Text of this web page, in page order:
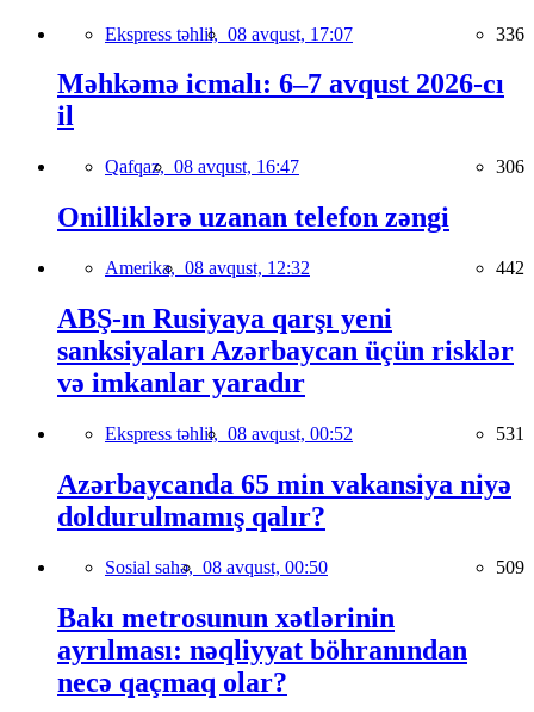
Ekspress təhlil, 08 avqust, 17:07 336
Məhkəmə icmalı: 6–7 avqust 2026-cı
il
Qafqaz, 08 avqust, 16:47 306
Onilliklərə uzanan telefon zəngi
Amerika, 08 avqust, 12:32 442
ABŞ-ın Rusiyaya qarşı yeni
sanksiyaları Azərbaycan üçün risklər
və imkanlar yaradır
Ekspress təhlil, 08 avqust, 00:52 531
Azərbaycanda 65 min vakansiya niyə
doldurulmamış qalır?
Sosial sahə, 08 avqust, 00:50 509
Bakı metrosunun xətlərinin
ayrılması: nəqliyyat böhranından
necə qaçmaq olar?